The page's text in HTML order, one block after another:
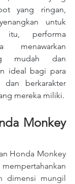
yang ringan,
untuk
itu, performa
menawarkan
mudah dan
ideal bagi para
berkarakter
mereka miliki.
Monkey
Honda Monkey
dimensi mungil